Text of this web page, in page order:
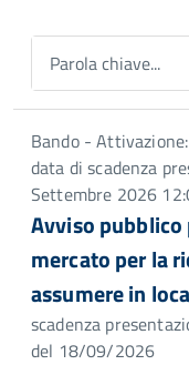
Parola chiave...
Bando -
data di scadenza
Settembre 2026
Avviso pubblico
mercato per la
assumere in
scadenza
del 18/09/2026